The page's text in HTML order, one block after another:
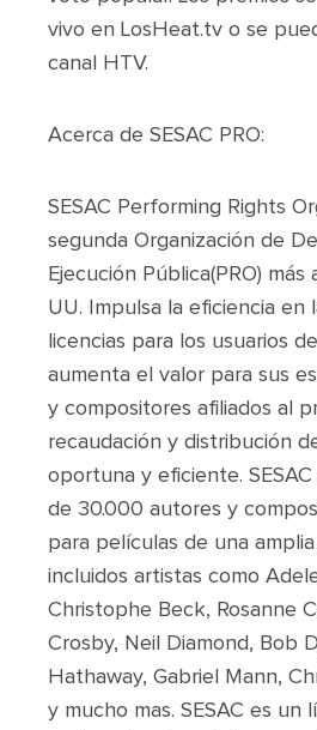
vivo en LosHeat.tv o se
canal HTV.
Acerca de SESAC PRO:
SESAC Performing Rights
segunda Organización de
Ejecución Pública(PRO) más
UU. Impulsa la eficiencia en
licencias para los usuarios
aumenta el valor para sus
y compositores afiliados al
recaudación y distribución
oportuna y eficiente.
de 30.000 autores y
para películas de una
incluidos artistas como
Christophe Beck, Rosanne
Crosby, Neil Diamond, Bob
Hathaway, Gabriel Mann,
y mucho mas. SESAC es un